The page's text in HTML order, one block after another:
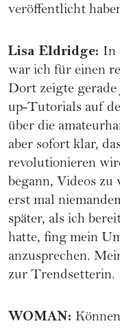
veröffentlicht
Lisa Eldridge: In
war ich für einen
Dort zeigte gerade
up-Tutorials auf
über die
aber sofort klar,
revolutionieren
begann, Videos
erst mal
später, als ich
hatte, fing mein
anzusprechen.
zur Trendsetterin.
WOMAN: